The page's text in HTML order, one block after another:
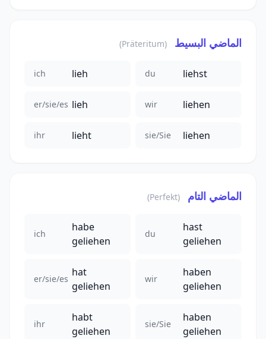
الماضي البسيط (Präteritum)
ich lieh du liehst
er/sie/es lieh wir liehen
ihr lieht sie/Sie liehen
الماضي التام (Perfekt)
ich
habe
geliehen
du
hast
geliehen
er/sie/es
hat
geliehen
wir
haben
geliehen
ihr
habt
geliehen
sie/Sie
haben
geliehen